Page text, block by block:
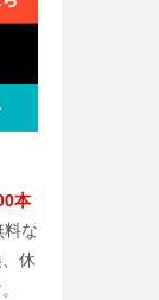
本
料な
休